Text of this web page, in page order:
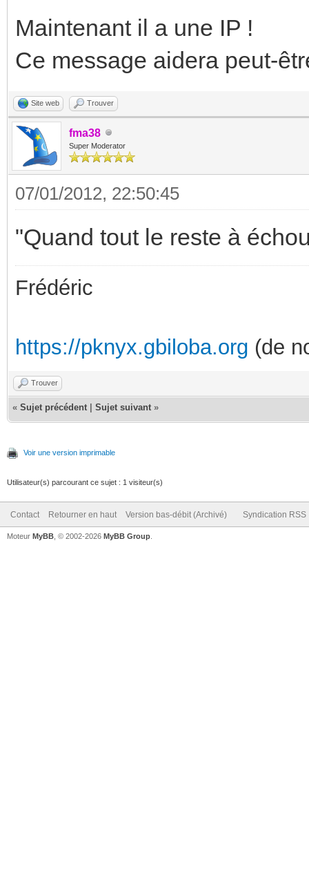
Maintenant il a une IP !
Ce message aidera peut-
Site web Trouver
fma38
Super Moderator
07/01/2012, 22:50:45
"Quand tout le reste à
Frédéric
https://pknyx.gbiloba.org (de
Trouver
« Sujet précédent Sujet suivant »
Voir une version imprimable
Utilisateur(s) parcourant ce sujet : 1 visiteur(s)
Contact Retourner en haut Version bas-débit (Archivé) Syndication RSS
Moteur MyBB , © 2002-2026 MyBB Group